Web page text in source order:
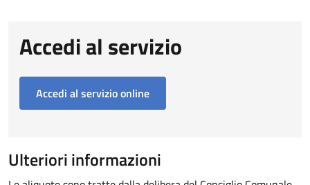
Accedi al servizio
Accedi al servizio online
Ulteriori informazioni